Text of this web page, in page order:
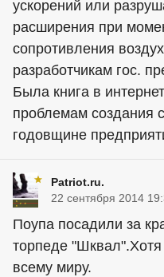
ускорений или
расширения при
сопротивления
разработчикам гос.
Была книга в
проблемам создания
годовщине
Patriot.ru.
22 сентября 2014
Поупа посадили за
торпеде
всему миру.